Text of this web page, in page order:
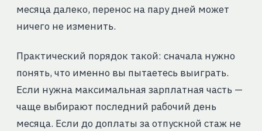
месяца далеко, перенос на пару дней может
ничего не изменить.
Практический порядок такой: сначала нужно
понять, что именно вы пытаетесь выиграть.
Если нужна максимальная зарплатная часть —
чаще выбирают последний рабочий день
месяца. Если до доплаты за отпускной стаж не